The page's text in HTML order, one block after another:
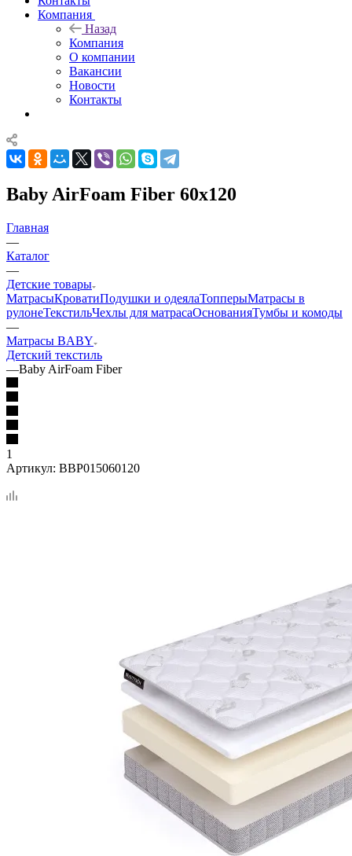
Компания
Назад
Компания
О компании
Вакансии
Новости
Контакты
Baby AirFoam Fiber 60x120
Главная
—
Каталог
—
Детские товары
МатрасыКроватиПодушки и одеялаТопперыМатрасы в
рулонеТекстильЧехлы для матрасаОснованияТумбы и комоды
—
Матрасы BABY
Детский текстиль
—Baby AirFoam Fiber
1
Артикул: BBP015060120